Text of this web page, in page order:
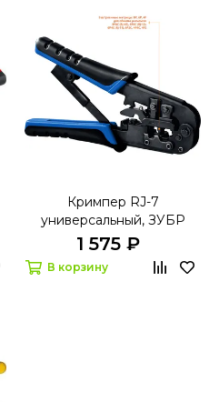
Кримпер RJ-7
универсальный, ЗУБР
RJ45,RJ11/RJ12
1 575 ₽
В корзину